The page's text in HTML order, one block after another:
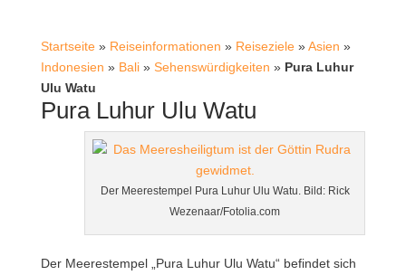
Startseite» Reiseinformationen » Reiseziele»Asien »
Indonesien » Bali» Sehenswürdigkeiten » Pura Luhur
Ulu Watu
Pura Luhur Ulu Watu
Der Meerestempel Pura Luhur Ulu Watu. Bild: Rick
Wezenaar/Fotolia.com
Der Meerestempel „Pura Luhur Ulu Watu“ befindet sich